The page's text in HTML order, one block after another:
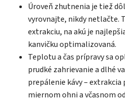
Úroveň zhutnenia je tiež
vyrovnajte, nikdy netlačte.
extrakciu, na akú je
kanvičku optimalizovaná.
Teplotu a čas prípravy sa
prudké zahrievanie a dlhé
prepálenie kávy –
miernom ohni a včasnom